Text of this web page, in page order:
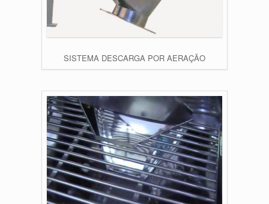
SISTEMA DESCARGA POR AERAÇÃO